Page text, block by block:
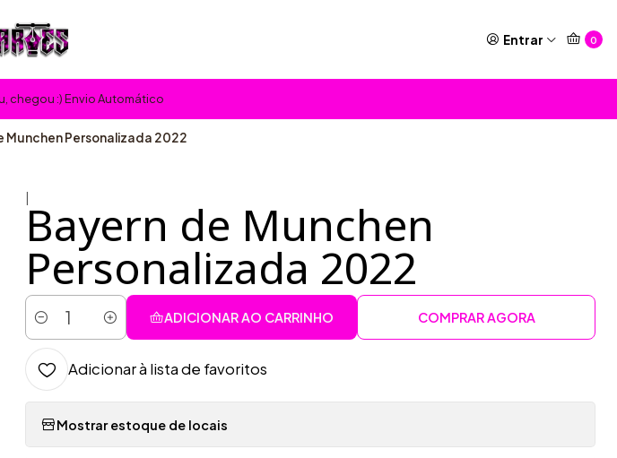
Entrar 0
chegou :) Envio Automático
Munchen Personalizada 2022
Bayern de Munchen
Personalizada 2022
Quantidade
ADICIONAR AO CARRINHO COMPRAR AGORA
Adicionar à lista de favoritos
Mostrar estoque de locais